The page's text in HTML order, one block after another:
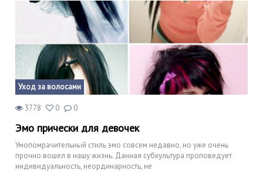
Уход за волосами
3778 0 0
Эмо прически для девочек
Умопомрачительный стиль эмо совсем недавно, но уже очень
прочно вошел в нашу жизнь. Данная субкультура проповедует
индивидуальность, неординарность, не